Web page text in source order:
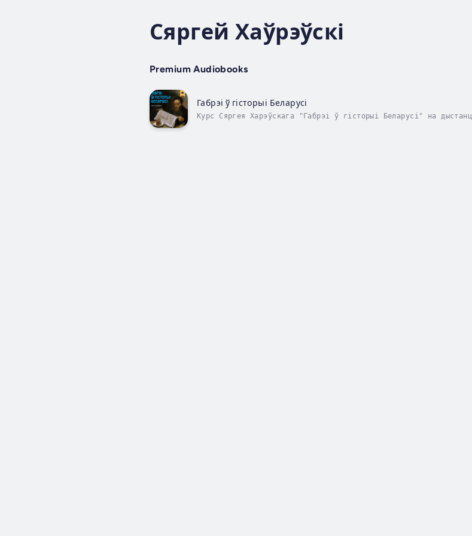
Сяргей Хаўрэўскі
Premium Audiobooks
Габрэі ў гісторыі Беларусі
Курс Сяргея Харэўскага "Габрэі ў гісторыі Беларусі" на